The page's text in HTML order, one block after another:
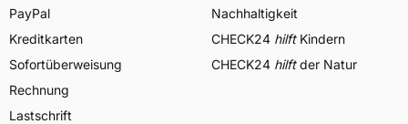
PayPal
Kreditkarten
Sofortüberweisung
Rechnung
Lastschrift
Nachhaltigkeit
CHECK24 hilftKindern
CHECK24 hilftder Natur